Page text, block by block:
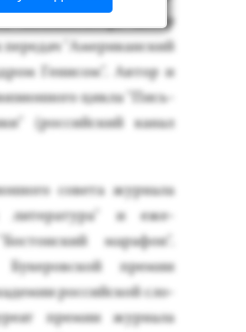
ком­мента­тор, ав­тор
"Аме­рикан­ский
Ге­нисом". Ав­тор и
цик­ла "Пись­
(рос­сий­ский ка­нал
со­вета жур­на­ла
ли­тера­тура" и еже­
ма­рафон".
пре­мии
рос­сий­ской сло­
пре­мии жур­на­ла